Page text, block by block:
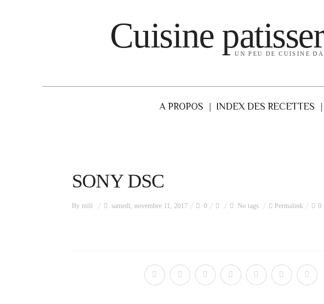
Cuisine UN PEU DE CUISINE
A PROPOS INDEX DES RECETTES
SONY DSC
By mili samedi, novembre 11, 2017 0 No tags Permalink 0